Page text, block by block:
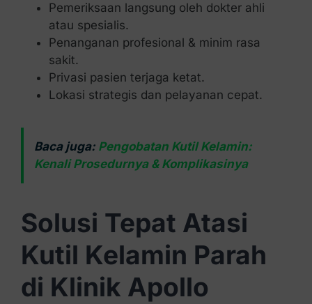
Pemeriksaan langsung oleh dokter ahli
atau spesialis.
Penanganan profesional & minim rasa
sakit.
Privasi pasien terjaga ketat.
Lokasi strategis dan pelayanan cepat.
Baca juga: Pengobatan Kutil Kelamin:
Kenali Prosedurnya & Komplikasinya
Solusi Tepat Atasi
Kutil Kelamin Parah
di Klinik Apollo